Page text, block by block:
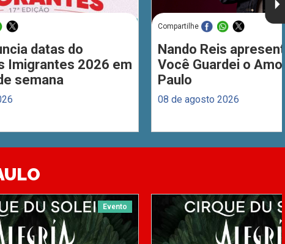
datas do
Imigrantes 2026 em
semana
Compartilhe
Nando Reis
Você Guardei o
Paulo
08 de agosto 2026
Evento